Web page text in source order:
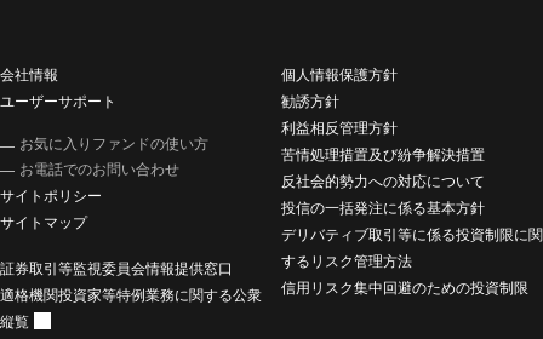
会社情報
ユーザーサポート
お気に入りファンドの使い方
お電話でのお問い合わせ
サイトポリシー
サイトマップ
個人情報保護方針
勧誘方針
利益相反管理方針
苦情処理措置及び紛争解決措置
反社会的勢力への対応について
投信の一括発注に係る基本方針
デリバティブ取引等に係る投資制限に関
するリスク管理方法
信用リスク集中回避のための投資制限
証券取引等監視委員会情報提供窓口
適格機関投資家等特例業務に関する公衆
縦覧